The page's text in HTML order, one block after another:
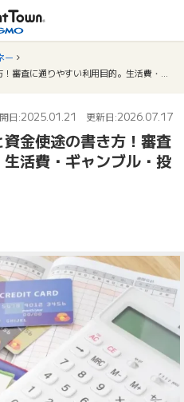
ー
日:2025.01.21 更新日:2026.07.17
金使途の書き方！審査
活費・ギャンブル・投